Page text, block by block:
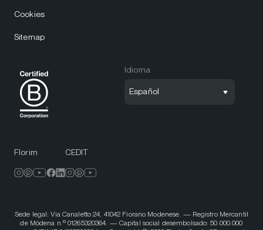
Cookies
Sitemap
Idioma
Español
Florim CEDIT
Sede legal: Via Canaletto 24, 41042 Fiorano Modenese. — Registro Mercantil
de Módena n.º 01265320364. — Capital social desembolsado: 50.000.000